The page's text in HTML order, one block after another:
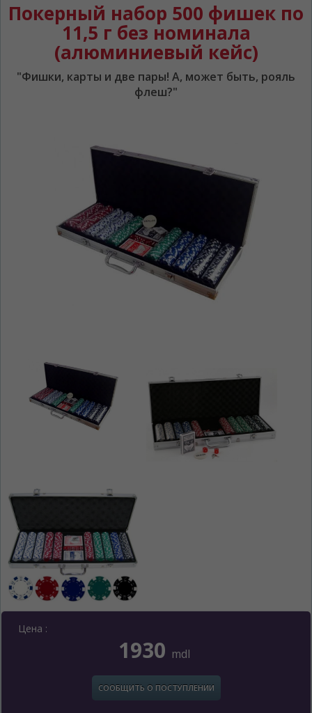
Покерный набор 500 фишек по
11,5 г без номинала
(алюминиевый кейс)
"Фишки, карты и две пары! А, может быть, рояль
флеш?"
Цена :
1930 mdl
СООБЩИТЬ О ПОСТУПЛЕНИИ